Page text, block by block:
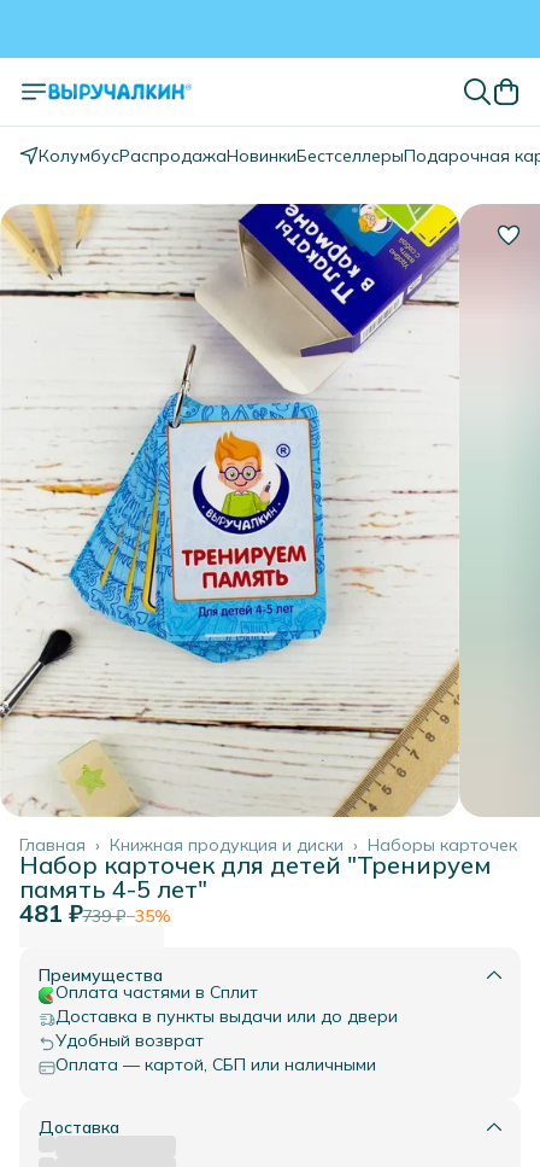
КолумбусРаспродажаНовинкиБестселлерыПодарочная
Наборы карточек
Книжная продукция и диски ›
Главная ›
Набор карточек для детей "Тренируем
память 4-5 лет"
481 ₽739 ₽−35%
Преимущества
Оплата частями в Сплит
Доставка в пункты выдачи или до двери
Удобный возврат
Оплата — картой, СБП или наличными
Доставка